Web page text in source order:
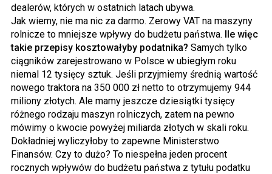
dealerów, których w ostatnich latach ubywa.
Jak wiemy, nie ma nic za darmo. Zerowy VAT na maszyny
rolnicze to mniejsze wpływy do budżetu państwa. Ile więc
takie przepisy kosztowałyby podatnika? Samych tylko
ciągników zarejestrowano w Polsce w ubiegłym roku
niemal 12 tysięcy sztuk. Jeśli przyjmiemy średnią wartość
nowego traktora na 350 000 zł netto to otrzymujemy 944
miliony złotych. Ale mamy jeszcze dziesiątki tysięcy
różnego rodzaju maszyn rolniczych, zatem na pewno
mówimy o kwocie powyżej miliarda złotych w skali roku.
Dokładniej wyliczyłoby to zapewne Ministerstwo
Finansów. Czy to dużo? To niespełna jeden procent
rocznych wpływów do budżetu państwa z tytułu podatku